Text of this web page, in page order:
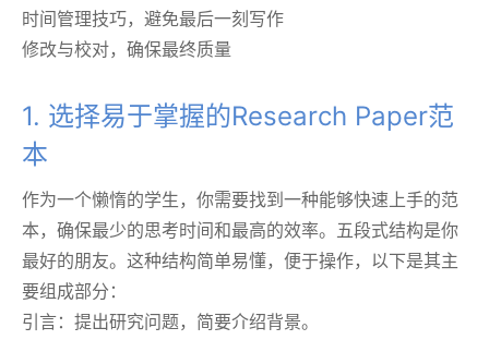
时间管理技巧，避免最后一刻写作
修改与校对，确保最终质量
1. 选择易于掌握的Research Paper范
本
作为一个懒惰的学生，你需要找到一种能够快速上手的范
本，确保最少的思考时间和最高的效率。五段式结构是你
最好的朋友。这种结构简单易懂，便于操作，以下是其主
要组成部分：
引言：提出研究问题，简要介绍背景。